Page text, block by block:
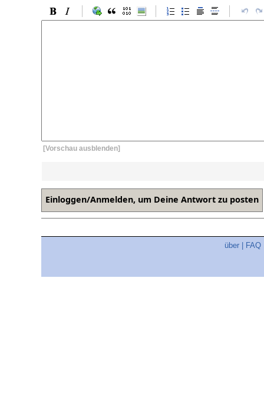
[Vorschau ausblenden]
über FAQ